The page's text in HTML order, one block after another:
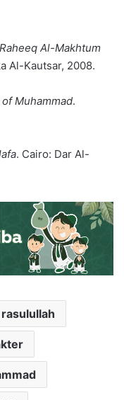
Al-Makhtum
Al-Kautsar, 2008.
Muhammad.
. Cairo: Dar Al-